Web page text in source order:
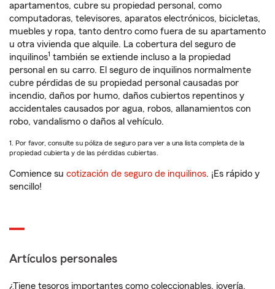
apartamentos, cubre su propiedad personal, como
computadoras, televisores, aparatos electrónicos, bicicletas,
muebles y ropa, tanto dentro como fuera de su apartamento
u otra vivienda que alquile. La cobertura del seguro de
inquilinos1 también se extiende incluso a la propiedad
personal en su carro. El seguro de inquilinos normalmente
cubre pérdidas de su propiedad personal causadas por
incendio, daños por humo, daños cubiertos repentinos y
accidentales causados por agua, robos, allanamientos con
robo, vandalismo o daños al vehículo.
1. Por favor, consulte su póliza de seguro para ver a una lista completa de la
propiedad cubierta y de las pérdidas cubiertas.
Comience su cotización de seguro de inquilinos. ¡Es rápido y
sencillo!
Artículos personales
¿Tiene tesoros importantes como coleccionables, joyería,